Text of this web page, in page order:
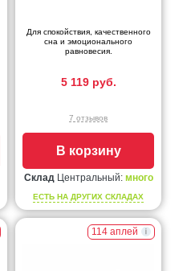
Для спокойствия, качественного
сна и эмоционального
равновесия.
5 119 руб.
7 отзывов
В корзину
Склад Центральный: много
ЕСТЬ НА ДРУГИХ СКЛАДАХ
114 аплей